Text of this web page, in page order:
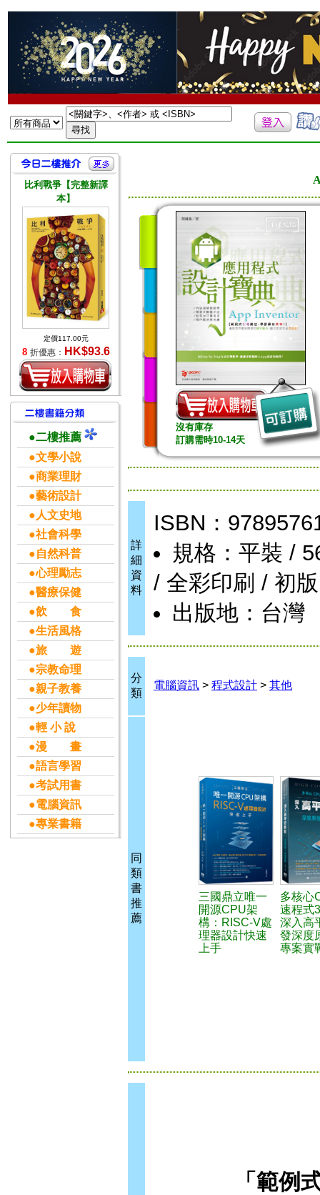
比利戰爭【完整新譯
本】
定價117.00元
8 折優惠： HK$93.6
●二樓推薦
●文學小說
●商業理財
●藝術設計
●人文史地
●社會科學
●自然科普
●心理勵志
●醫療保健
●飲 食
●生活風格
●旅 遊
●宗教命理
●親子教養
●少年讀物
●輕 小 說
●漫 畫
●語言學習
●考試用書
●電腦資訊
●專業書籍
沒有庫存
訂購需時10-14天
詳
細
資
料
ISBN：
規格：平裝 /
/ 全彩印刷 / 初版
出版地：台灣
分
類
電腦資訊 > 程式設計 > 其他
同
類
書
推
薦
三國鼎立唯一
開源CPU架
構：RISC-V處
理器設計快速
上手
多核心
速程式
深入高
發深度
專案實
「範例